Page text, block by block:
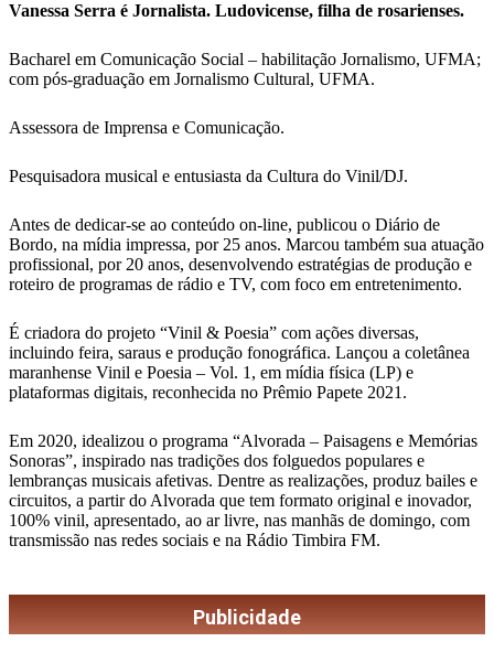
Vanessa Serra é Jornalista. Ludovicense, filha de rosarienses.
Bacharel em Comunicação Social – habilitação Jornalismo, UFMA;
com pós-graduação em Jornalismo Cultural, UFMA.
Assessora de Imprensa e Comunicação.
Pesquisadora musical e entusiasta da Cultura do Vinil/DJ.
Antes de dedicar-se ao conteúdo on-line, publicou o Diário de
Bordo, na mídia impressa, por 25 anos. Marcou também sua atuação
profissional, por 20 anos, desenvolvendo estratégias de produção e
roteiro de programas de rádio e TV, com foco em entretenimento.
É criadora do projeto “Vinil & Poesia” com ações diversas,
incluindo feira, saraus e produção fonográfica. Lançou a coletânea
maranhense Vinil e Poesia – Vol. 1, em mídia física (LP) e
plataformas digitais, reconhecida no Prêmio Papete 2021.
Em 2020, idealizou o programa “Alvorada – Paisagens e Memórias
Sonoras”, inspirado nas tradições dos folguedos populares e
lembranças musicais afetivas. Dentre as realizações, produz bailes e
circuitos, a partir do Alvorada que tem formato original e inovador,
100% vinil, apresentado, ao ar livre, nas manhãs de domingo, com
transmissão nas redes sociais e na Rádio Timbira FM.
Publicidade